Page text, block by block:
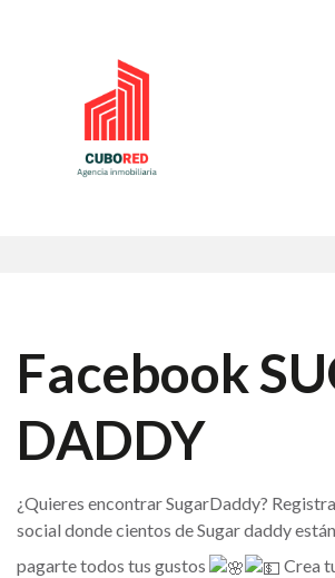
Facebook
DADDY
¿Quieres encontrar SugarDaddy?
social donde cientos de Sugar daddy
pagarte todos tus gustos
Crea